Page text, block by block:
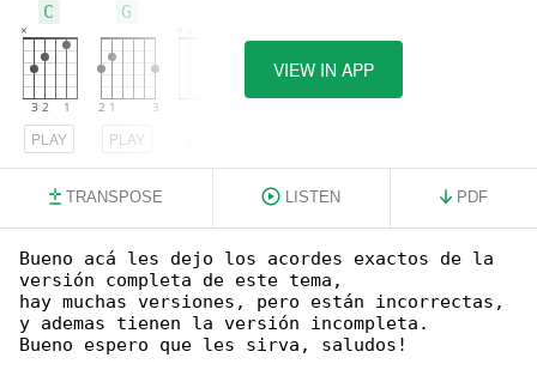
C
PLAY
G
PLAY
VIEW IN APP
TRANSPOSE LISTEN PDF
Bueno acá les dejo los acordes exactos de la
versión completa de este tema,
hay muchas versiones, pero están incorrectas,
y ademas tienen la versión incompleta.
Bueno espero que les sirva, saludos!